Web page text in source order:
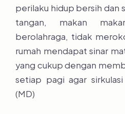
perilaku hidup bersih dan
tangan, makan
berolahraga, tidak
rumah mendapat sinar
yang cukup dengan
setiap pagi agar
(MD)